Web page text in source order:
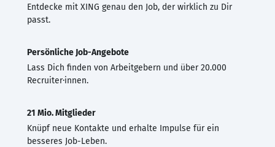
Entdecke mit XING genau den Job, der wirklich zu Dir
passt.
Persönliche Job-Angebote
Lass Dich finden von Arbeitgebern und über 20.000
Recruiter·innen.
21 Mio. Mitglieder
Knüpf neue Kontakte und erhalte Impulse für ein
besseres Job-Leben.